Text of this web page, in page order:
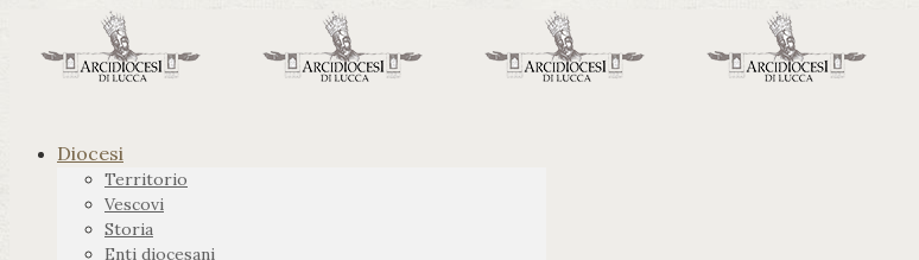
Diocesi
Territorio
Vescovi
Storia
Enti diocesani